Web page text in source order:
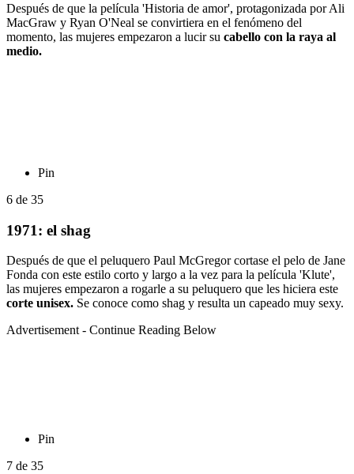
Después de que la película 'Historia de amor', protagonizada por Ali
MacGraw y Ryan O'Neal se convirtiera en el fenómeno del
momento, las mujeres empezaron a lucir su cabello con la raya al
medio.
Pin
6 de 35
1971: el shag
Después de que el peluquero Paul McGregor cortase el pelo de Jane
Fonda con este estilo corto y largo a la vez para la película 'Klute',
las mujeres empezaron a rogarle a su peluquero que les hiciera este
corte unisex. Se conoce como shag y resulta un capeado muy sexy.
Advertisement - Continue Reading Below
Pin
7 de 35